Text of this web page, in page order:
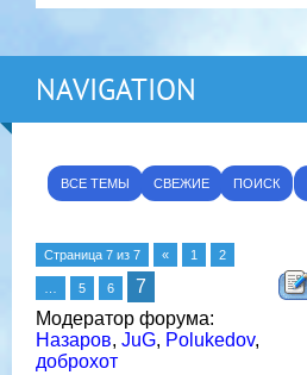
NAVIGATION
ВСЕ ТЕМЫ СВЕЖИЕ ПОИСК
Страница 7 из 7 « 1 2
5 6
7
Модератор форума:
Назаров, JuG, Polukedov,
доброхот